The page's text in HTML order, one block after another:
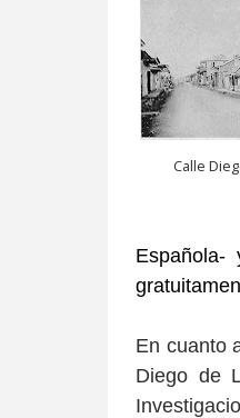
Calle
En cuanto
Diego de